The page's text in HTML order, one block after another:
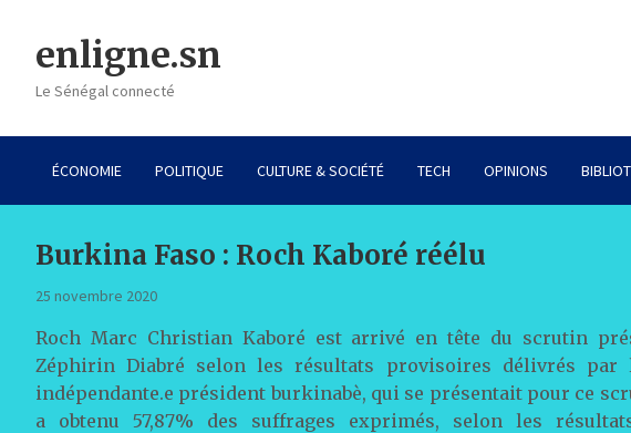
contentenligne.sn
Le Sénégal connecté
ÉCONOMIE POLITIQUE CULTURE & SOCIÉTÉ TECH OPINIONS
Burkina Faso : Roch Kaboré réélu
25 novembre 2020
Roch Marc Christian Kaboré est arrivé en tête du scrutin
Zéphirin Diabré selon les résultats provisoires délivrés par
indépendante.e président burkinabè, qui se présentait pour ce
a obtenu 57,87% des suffrages exprimés, selon les